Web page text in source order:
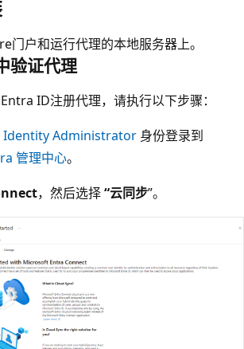
门户和运行代理的本地服务器上。
验证代理
ID注册代理，请执行以下步骤：
Identity Administrator 身份登录到
管理中心。
，然后选择“云同步”。